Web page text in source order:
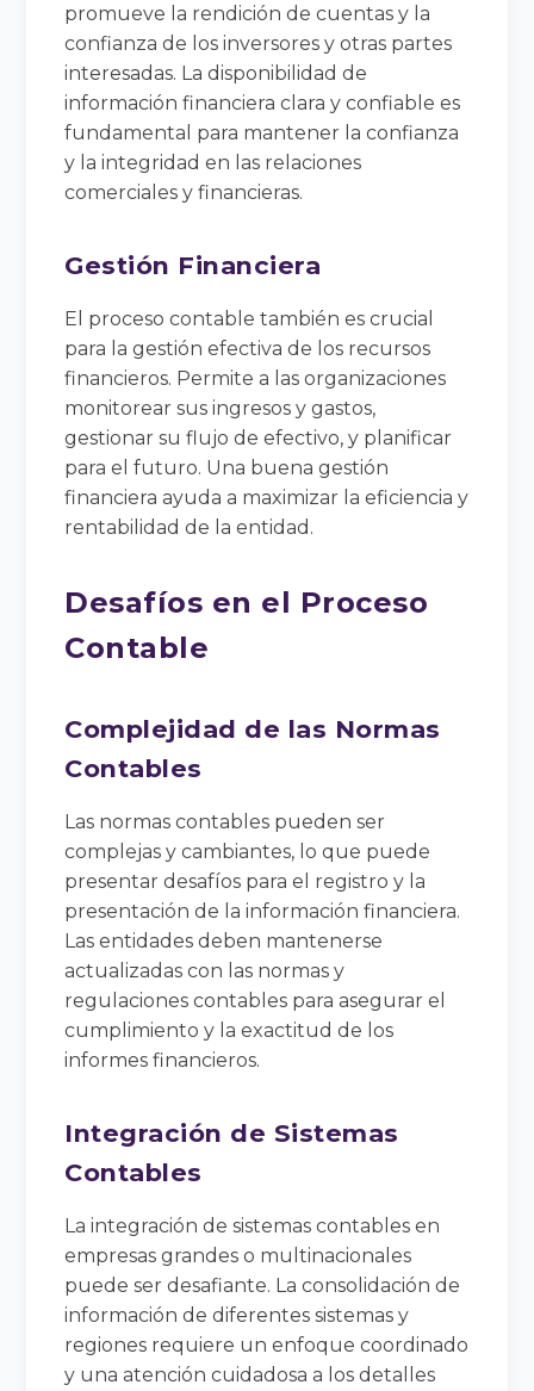
promueve la rendición de cuentas y la
confianza de los inversores y otras partes
interesadas. La disponibilidad de
información financiera clara y confiable es
fundamental para mantener la confianza
y la integridad en las relaciones
comerciales y financieras.
Gestión Financiera
El proceso contable también es crucial
para la gestión efectiva de los recursos
financieros. Permite a las organizaciones
monitorear sus ingresos y gastos,
gestionar su flujo de efectivo, y planificar
para el futuro. Una buena gestión
financiera ayuda a maximizar la eficiencia y
rentabilidad de la entidad.
Desafíos en el Proceso
Contable
Complejidad de las Normas
Contables
Las normas contables pueden ser
complejas y cambiantes, lo que puede
presentar desafíos para el registro y la
presentación de la información financiera.
Las entidades deben mantenerse
actualizadas con las normas y
regulaciones contables para asegurar el
cumplimiento y la exactitud de los
informes financieros.
Integración de Sistemas
Contables
La integración de sistemas contables en
empresas grandes o multinacionales
puede ser desafiante. La consolidación de
información de diferentes sistemas y
regiones requiere un enfoque coordinado
y una atención cuidadosa a los detalles